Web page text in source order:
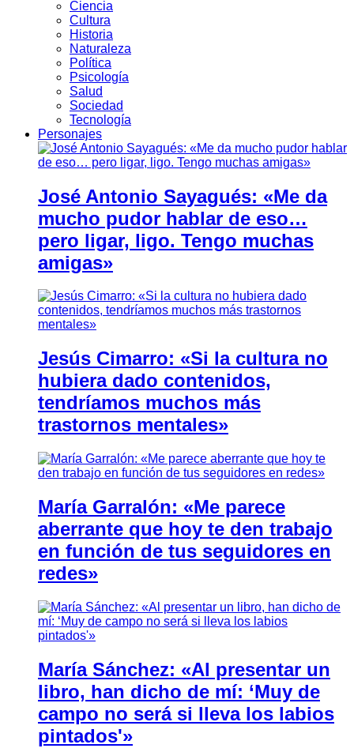
Ciencia
Cultura
Historia
Naturaleza
Política
Psicología
Salud
Sociedad
Tecnología
Personajes
José Antonio Sayagués: «Me da
mucho pudor hablar de eso…
pero ligar, ligo. Tengo muchas
amigas»
Jesús Cimarro: «Si la cultura no
hubiera dado contenidos,
tendríamos muchos más
trastornos mentales»
María Garralón: «Me parece
aberrante que hoy te den trabajo
en función de tus seguidores en
redes»
María Sánchez: «Al presentar un
libro, han dicho de mí: ‘Muy de
campo no será si lleva los labios
pintados'»